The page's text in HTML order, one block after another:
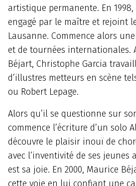
artistique permanente. En
engagé par le maître et rejoint
Lausanne. Commence alors
et de tournées internationales.
Béjart, Christophe Garcia
d’illustres metteurs en scène
ou Robert Lepage.
Alors qu’il se questionne sur
commence l’écriture d’un solo
découvre le plaisir inouï de
avec l’inventivité de ses jeunes
est sa joie. En 2000, Maurice
cette voie en lui confiant une